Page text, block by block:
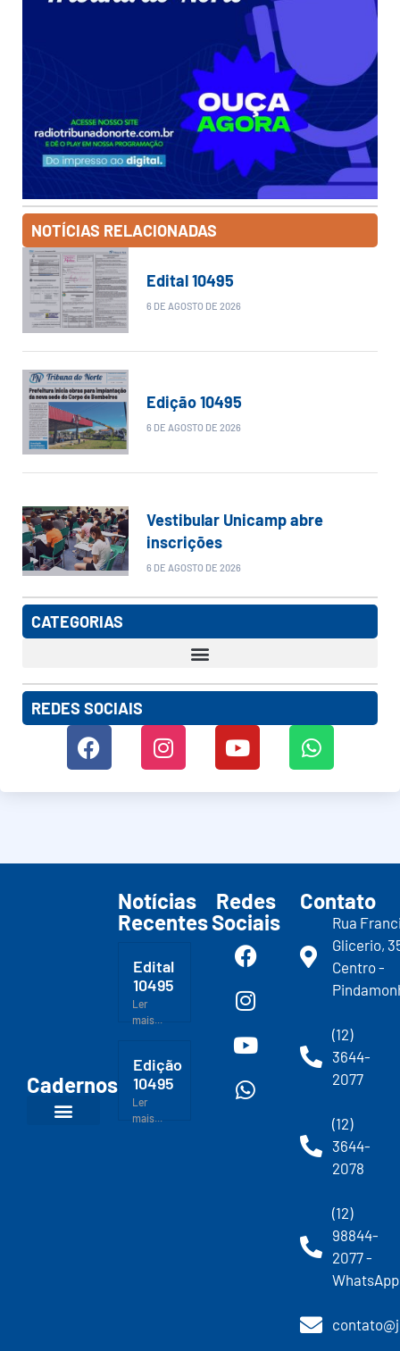
NOTÍCIAS RELACIONADAS
Edital 10495
6 DE AGOSTO DE 2026
Edição 10495
6 DE AGOSTO DE 2026
Vestibular Unicamp abre
inscrições
6 DE AGOSTO DE 2026
CATEGORIAS
REDES SOCIAIS
Cadernos
Notícias
Recentes
Edital
10495
Ler
mais...
Edição
10495
Ler
mais...
Redes
Sociais
Contato
Rua
Glicerio,
Centro -
(12)
3644-
2077
(12)
3644-
2078
(12)
98844-
2077 -
WhatsApp